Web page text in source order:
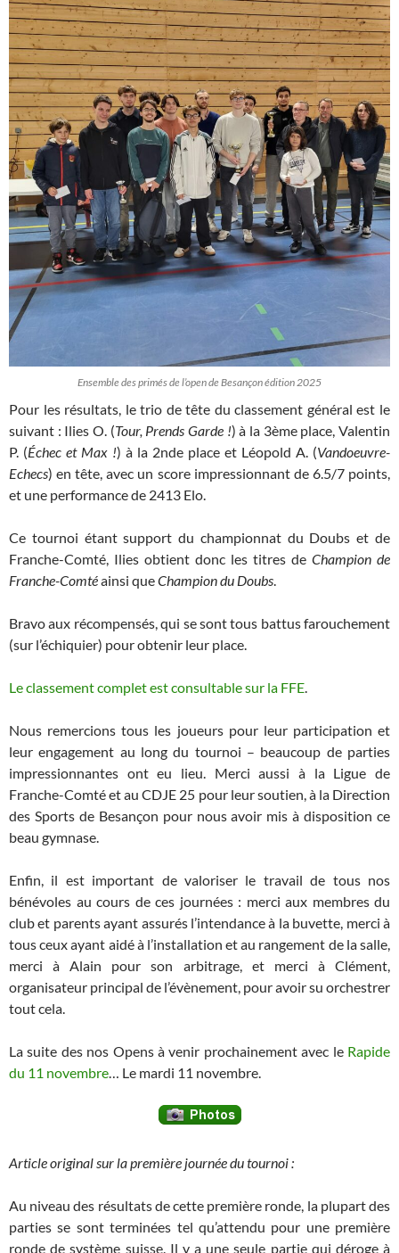
Ensemble des primés de l’open de Besançon édition 2025
Pour les résultats, le trio de tête du classement général est le
suivant : Ilies O. (Tour, Prends Garde !) à la 3ème place, Valentin
P. (Échec et Max !) à la 2nde place et Léopold A. (Vandoeuvre-
Echecs) en tête, avec un score impressionnant de 6.5/7 points,
et une performance de 2413 Elo.
Ce tournoi étant support du championnat du Doubs et de
Franche-Comté, Ilies obtient donc les titres de Champion de
Franche-Comtéainsi queChampion du Doubs.
Bravo aux récompensés, qui se sont tous battus farouchement
(sur l’échiquier) pour obtenir leur place.
Le classement complet est consultable sur la FFE.
Nous remercions tous les joueurs pour leur participation et
leur engagement au long du tournoi – beaucoup de parties
impressionnantes ont eu lieu. Merci aussi à la Ligue de
Franche-Comté et au CDJE 25 pour leur soutien, à la Direction
des Sports de Besançon pour nous avoir mis à disposition ce
beau gymnase.
Enfin, il est important de valoriser le travail de tous nos
bénévoles au cours de ces journées : merci aux membres du
club et parents ayant assurés l’intendance à la buvette, merci à
tous ceux ayant aidé à l’installation et au rangement de la salle,
merci à Alain pour son arbitrage, et merci à Clément,
organisateur principal de l’évènement, pour avoir su orchestrer
tout cela.
La suite des nos Opens à venir prochainement avec le Rapide
du 11 novembre… Le mardi 11 novembre.
Article original sur la première journée du tournoi :
Au niveau des résultats de cette première ronde, la plupart des
parties se sont terminées tel qu’attendu pour une première
ronde de système suisse. Il y a une seule partie qui déroge à